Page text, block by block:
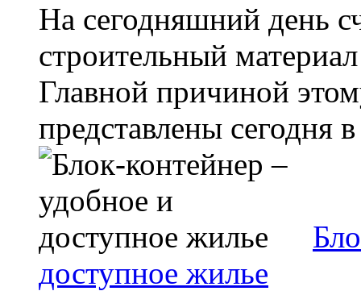
На сегодняшний день
строительный
Главной причиной
представлены сегодня
доступное жилье